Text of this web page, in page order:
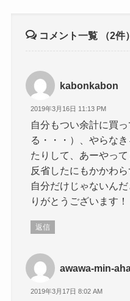
コメント一覧 （2件）
kabonkabon
2019年3月16日 11:13 PM
自分もつい余計に買
る・・・）、やらな
たりして、あーやって
反省したにもかかわ
自分だけじゃないん
りがとうございます！
返信
awawa-min-
2019年3月17日 8:02 AM